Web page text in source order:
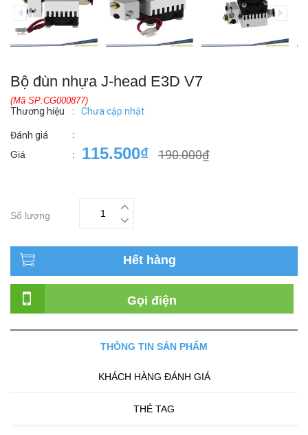
Bộ đùn nhựa J-head E3D V7
(Mã SP:CG000877)
Thương hiệu : Chưa cập nhật
Đánh giá
:
Giá
: 115.500₫ 190.000₫
Số lượng
Hết hàng
Gọi điện
THÔNG TIN SẢN PHẨM
KHÁCH HÀNG ĐÁNH GIÁ
THẺ TAG